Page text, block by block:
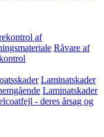
af
Råvare af
Laminatskader
Laminatskader
- deres årsag og